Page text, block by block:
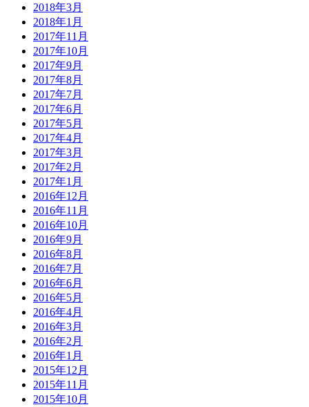
2018年3月
2018年1月
2017年11月
2017年10月
2017年9月
2017年8月
2017年7月
2017年6月
2017年5月
2017年4月
2017年3月
2017年2月
2017年1月
2016年12月
2016年11月
2016年10月
2016年9月
2016年8月
2016年7月
2016年6月
2016年5月
2016年4月
2016年3月
2016年2月
2016年1月
2015年12月
2015年11月
2015年10月